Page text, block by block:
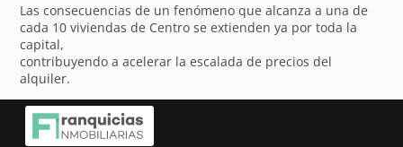
Las consecuencias de un fenómeno que alcanza a una de
cada 10 viviendas de Centro se extienden ya por toda la
capital,
contribuyendo a acelerar la escalada de precios del
alquiler.